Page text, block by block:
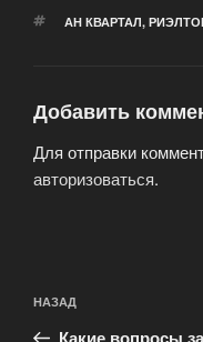
МЕТКИ
АН КВАРТАЛ,
Добавить
Для отправки
авторизоваться.
по
Предыдущая
запись:
НАЗАД